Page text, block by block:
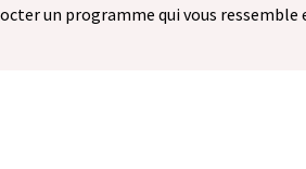
un programme qui vous ressemble